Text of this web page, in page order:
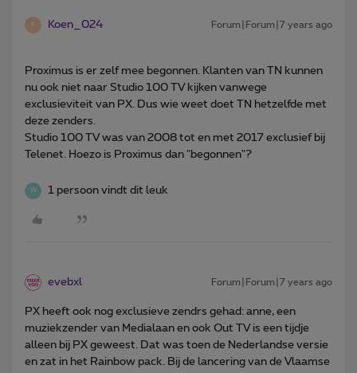
K Koen_024 Forum|Forum|7 years ago
Proximus is er zelf mee begonnen. Klanten van TN kunnen
nu ook niet naar Studio 100 TV kijken vanwege
exclusieviteit van PX. Dus wie weet doet TN hetzelfde met
deze zenders.
Studio 100 TV was van 2008 tot en met 2017 exclusief bij
Telenet. Hoezo is Proximus dan "begonnen"?
W 1 persoon vindt dit leuk
evebxl Forum|Forum|7 years ago
PX heeft ook nog exclusieve zendrs gehad: anne, een
muziekzender van Medialaan en ook Out TV is een tijdje
alleen bij PX geweest. Dat was toen de Nederlandse versie
en zat in het Rainbow pack. Bij de lancering van de Vlaamse